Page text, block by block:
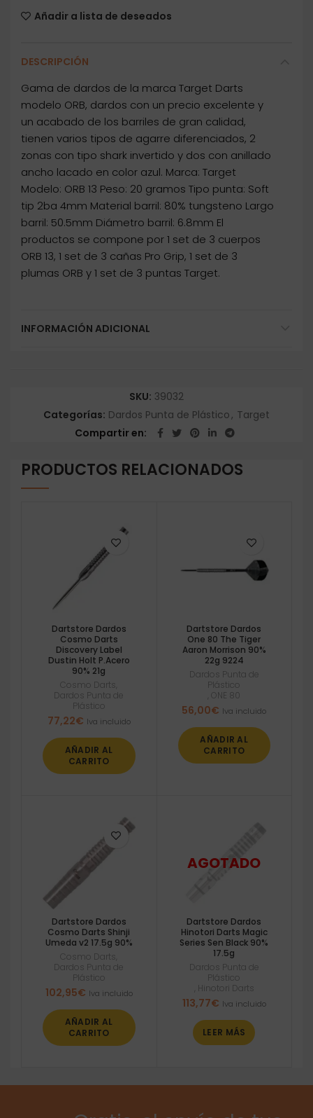
Añadir a lista de deseados
DESCRIPCIÓN
Gama de dardos de la marca Target Darts
modelo ORB, dardos con un precio excelente y
un acabado de los barriles de gran calidad,
tienen varios tipos de agarre diferenciados, 2
zonas con tipo shark invertido y dos con anillado
ancho lacado en color azul. Marca: Target
Modelo: ORB 13 Peso: 20 gramos Tipo punta: Soft
tip 2ba 4mm Material barril: 80% tungsteno Largo
barril: 50.5mm Diámetro barril: 6.8mm El
productos se compone por 1 set de 3 cuerpos
ORB 13, 1 set de 3 cañas Pro Grip, 1 set de 3
plumas ORB y 1 set de 3 puntas Target.
INFORMACIÓN ADICIONAL
SKU: 39032
Categorías: Dardos Punta de Plástico, Target
Compartir en
PRODUCTOS RELACIONADOS
Dartstore Dardos
Cosmo Darts
Discovery Label
Dustin Holt P.Acero
90% 21g
Cosmo Darts
Dardos Punta de
Plástico
77,22€ Iva incluido
AÑADIR AL
CARRITO
Dartstore Dardos
One 80 The Tiger
Aaron Morrison 90%
22g 9224
Dardos Punta de
Plástico
,ONE 80
56,00€ Iva incluido
AÑADIR AL
CARRITO
Dartstore Dardos
Cosmo Darts Shinji
Umeda v2 17.5g 90%
Cosmo Darts
Dardos Punta de
Plástico
102,95€ Iva incluido
AÑADIR AL
CARRITO
Dartstore Dardos
Hinotori Darts Magic
Series Sen Black 90%
17.5g
Dardos Punta de
Plástico
Hinotori Darts
113,77€ Iva incluido
LEER MÁS